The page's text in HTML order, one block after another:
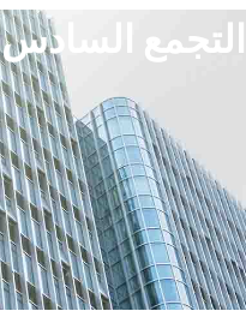
التجمع السادس